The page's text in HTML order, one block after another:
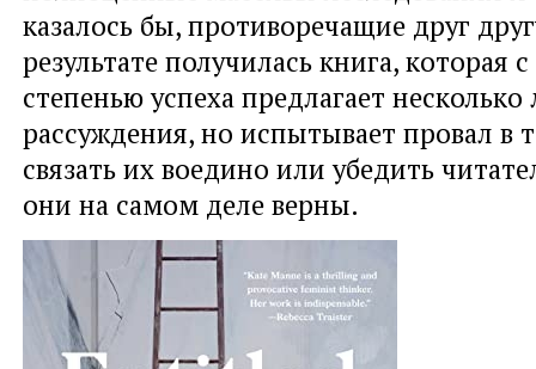
казалось бы, противоречащие друг
результате получилась книга, которая
степенью успеха предлагает
рассуждения, но испытывает провал в
связать их воедино или убедить
они на самом деле верны.